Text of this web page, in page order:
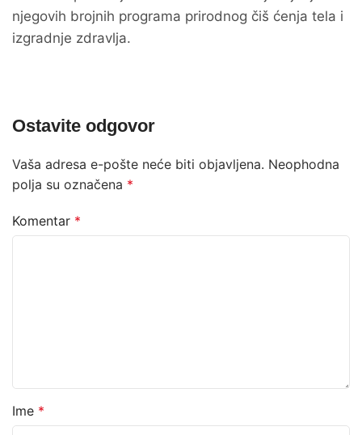
njegovih brojnih programa prirodnog čiš ćenja tela i
izgradnje zdravlja.
Ostavite odgovor
Vaša adresa e-pošte neće biti objavljena. Neophodna
polja su označena *
Komentar *
Ime *